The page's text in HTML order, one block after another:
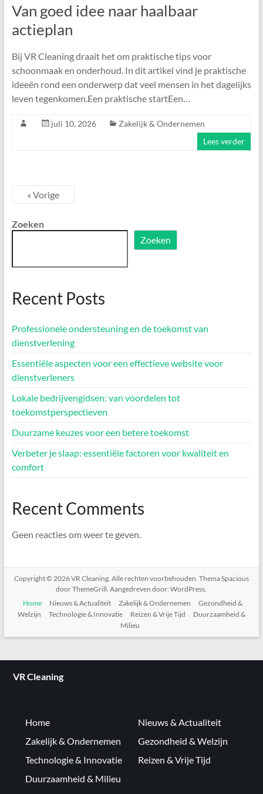
Van goed idee naar haalbaar
actieplan
Bij VR Cleaning draait het om praktische tips voor
schoonmaak en onderhoud. In dit artikel vind je praktische
ideeën rond een onderwerp dat veel mensen in het dagelijks
leven tegenkomen.Een praktische startEen…
juli 10, 2026
Zakelijk & Ondernemen
Lees verder
« Vorige
Zoeken
Zoeken
Recent Posts
Professionele ondersteuning en de toekomst van
dienstverlening
Essentiële aspecten voor een effectieve website voor
dienstverleners
Lokale bedrijvengidsen: van voordelen tot
toekomstperspectieven
Duurzame keuzes voor een betere toekomst
Verbeter je slaap: essentiële factoren voor kwaliteit en
comfort
Recent Comments
Geen reacties om weer te geven.
Copyright © 2026VR Cleaning. Alle rechten voorbehouden. ThemaSpacious
door ThemeGrill. Aangedreven door:WordPress
Home
Nieuws & Actualiteit Zakelijk & Ondernemen
Gezondheid &
Welzijn
Technologie & Innovatie Reizen & Vrije Tijd
Duurzaamheid &
Milieu
VR Cleaning
Home
Nieuws & Actualiteit
Zakelijk & Ondernemen
Gezondheid & Welzijn
Technologie & Innovatie
Reizen & Vrije Tijd
Duurzaamheid & Milieu